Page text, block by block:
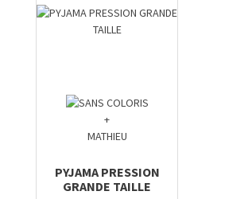
+
MATHIEU
PYJAMA PRESSION
GRANDE TAILLE